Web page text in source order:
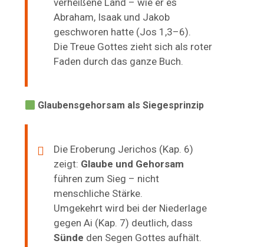
Abraham, Isaak und Jakob
geschworen hatte (Jos 1,3–6).
Die Treue Gottes zieht sich als roter
Faden durch das ganze Buch.
Glaubensgehorsam als Siegesprinzip
Die Eroberung Jerichos (Kap. 6)
zeigt: Glaube und Gehorsam
führen zum Sieg – nicht
menschliche Stärke.
Umgekehrt wird bei der Niederlage
gegen Ai (Kap. 7) deutlich, dass
Sünde den Segen Gottes aufhält.